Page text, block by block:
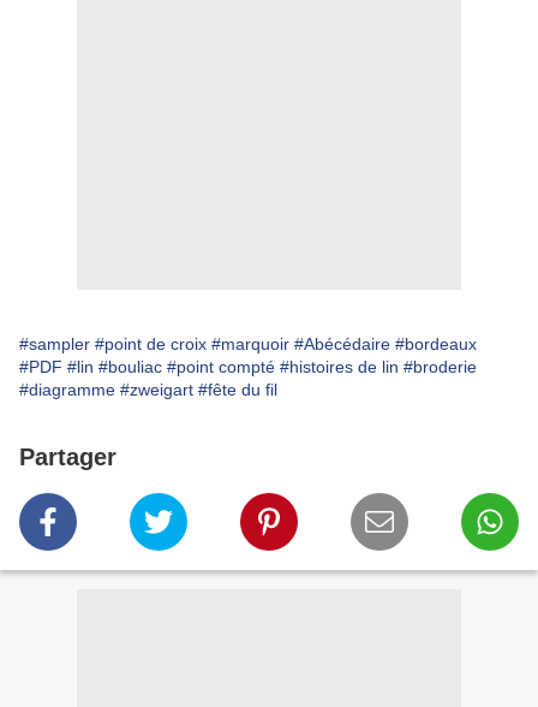
#sampler #point de croix #marquoir #Abécédaire #bordeaux
#PDF #lin #bouliac #point compté #histoires de lin #broderie
#diagramme #zweigart #fête du fil
Partager